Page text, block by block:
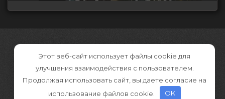
Этот веб-сайт использует файлы cookie для
улучшения взаимодействия с пользователем.
Продолжая использовать сайт, вы даете согласие на
использование файлов cookie.
OK